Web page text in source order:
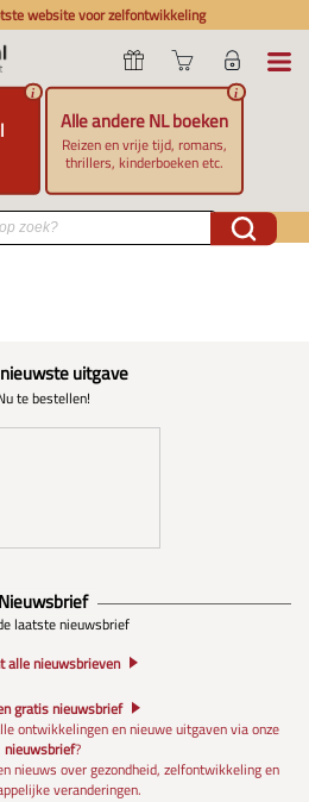
website voor zelfontwikkeling
i
Alle andere NL boeken
Reizen en vrije tijd, romans,
thrillers, kinderboeken etc.
i
uitgave
te bestellen!
Nieuwsbrief
laatste nieuwsbrief
alle nieuwsbrieven
gratis nieuwsbrief
ontwikkelingen en nieuwe uitgaven via onze
nieuwsbrief?
nieuws over gezondheid, zelfontwikkeling en
veranderingen.